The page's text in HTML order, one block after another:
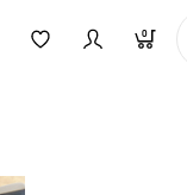
0